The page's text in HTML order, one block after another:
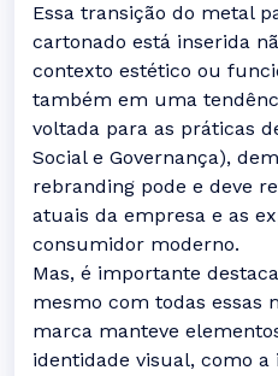
Essa transição do metal
cartonado está inserida
contexto estético ou
também em uma
voltada para as práticas
Social e Governança),
rebranding pode e deve
atuais da empresa e as
consumidor moderno.
Mas, é importante
mesmo com todas essas
marca manteve
identidade visual, como a